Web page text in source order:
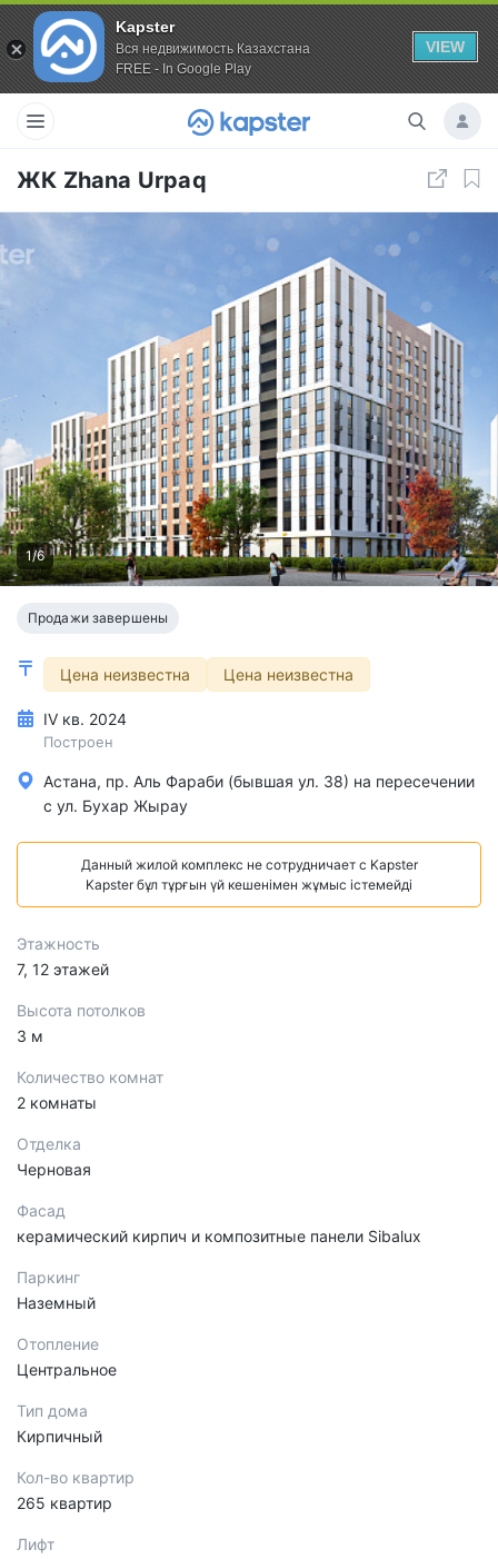
Kapster
Вся недвижимость Казахстана
FREE - In Google Play
VIEW
ЖК Zhana Urpaq
1/6
Продажи завершены
Цена неизвестна Цена неизвестна
IV кв. 2024
Построен
Астана, пр. Аль Фараби (бывшая ул. 38) на пересечении
с ул. Бухар Жырау
Данный жилой комплекс не сотрудничает с Kapster
Kapster бұл тұрғын үй кешенімен жұмыс істемейді
Этажность
7, 12 этажей
Высота потолков
3 м
Количество комнат
2 комнаты
Отделка
Черновая
Фасад
керамический кирпич и композитные панели Sibalux
Паркинг
Наземный
Отопление
Центральное
Тип дома
Кирпичный
Кол-во квартир
265 квартир
Лифт